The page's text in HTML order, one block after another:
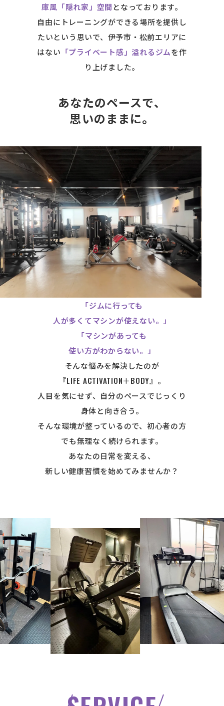
庫風「隠れ家」空間 となっております。
自由にトレーニングができる場所を提供し
たいという思いで、伊予市・松前エリアに
はない 「プライベート感」溢れるジムを作
り上げました。
あなたのペースで、
思いのままに。
「ジムに行っても
人が多くてマシンが使えない。」
「マシンがあっても
使い方がわからない。」
そんな悩みを解決したのが
『LIFE ACTIVATION＋BODY』。
人目を気にせず、自分のペースでじっくり
身体と向き合う。
そんな環境が整っているので、初心者の方
でも無理なく続けられます。
あなたの日常を変える、
新しい健康習慣を始めてみませんか？